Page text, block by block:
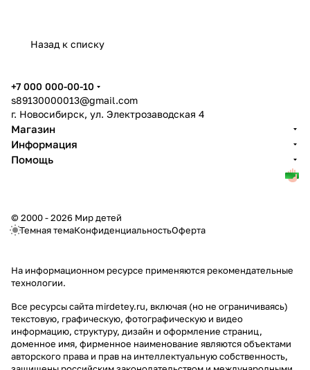
Назад к списку
+7 000 000-00-10
s89130000013@gmail.com
г. Новосибирск, ул. Электрозаводская 4
Магазин
Информация
Помощь
© 2000 - 2026 Мир детей
Темная темаКонфиденциальностьОферта
На информационном ресурсе применяются рекомендательные
технологии.
Все ресурсы сайта mirdetey.ru, включая (но не ограничиваясь)
текстовую, графическую, фотографическую и видео
информацию, структуру, дизайн и оформление страниц,
доменное имя, фирменное наименование являются объектами
авторского права и прав на интеллектуальную собственность,